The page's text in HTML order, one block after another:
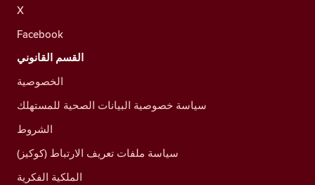
X
Facebook
القسم القانوني
الخصوصية
سياسة خصوصية البيانات الصحية للمستهلك
الشروط
سياسة ملفات تعريف الارتباط (كوكيز)
الملكية الفكرية